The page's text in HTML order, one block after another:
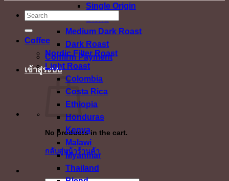
Single Origin
Blend
Medium Dark Roast
Dark Roast
Confirm Payment
เข้าสู่ระบบ
No products in the cart.
กลับสู่หน้าร้านค้า
ค้นหา:
Coffee
Nordic Filter Roast
Light Roast
Colombia
Costa Rica
Ethiopia
Honduras
Kenya
Malawi
Myanmar
Thailand